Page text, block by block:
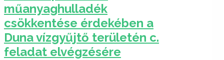
műanyaghulladék
csökkentése érdekében a
Duna vízgyűjtő területén c.
feladat elvégzésére